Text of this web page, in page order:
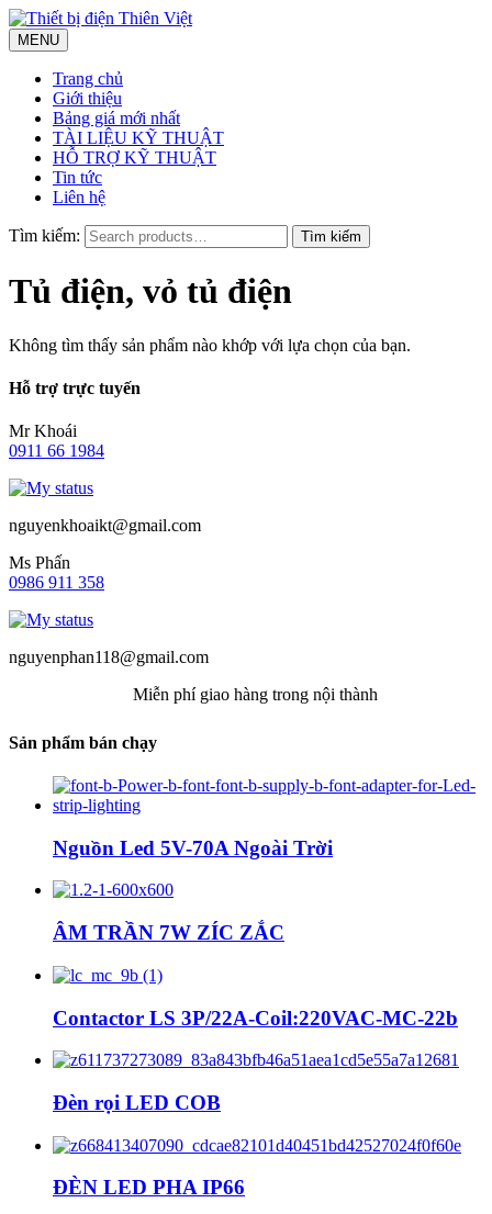
MENU
Trang chủ
Giới thiệu
Bảng giá mới nhất
TÀI LIỆU KỸ THUẬT
HỖ TRỢ KỸ THUẬT
Tin tức
Liên hệ
Tìm kiếm:
Tủ điện, vỏ tủ điện
Không tìm thấy sản phẩm nào khớp với lựa chọn của bạn.
Hỗ trợ trực tuyến
Mr Khoái
0911 66 1984
nguyenkhoaikt@gmail.com
Ms Phấn
0986 911 358
nguyenphan118@gmail.com
Miễn phí giao hàng trong nội thành
Sản phẩm bán chạy
Nguồn Led 5V-70A Ngoài Trời
ÂM TRẦN 7W ZÍC ZẮC
Contactor LS 3P/22A-Coil:220VAC-MC-22b
Đèn rọi LED COB
ĐÈN LED PHA IP66